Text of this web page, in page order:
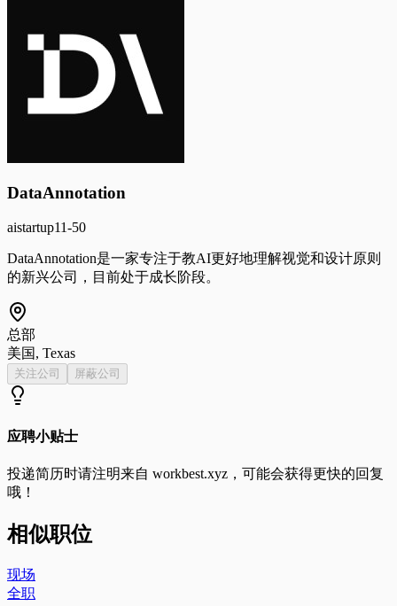
DataAnnotation
aistartup11-50
DataAnnotation是一家专注于教AI更好地理解视觉和设计原则
的新兴公司，目前处于成长阶段。
总部
美国, Texas
关注公司 屏蔽公司
应聘小贴士
投递简历时请注明来自 workbest.xyz ，可能会获得更快的回复
哦！
相似职位
现场
全职